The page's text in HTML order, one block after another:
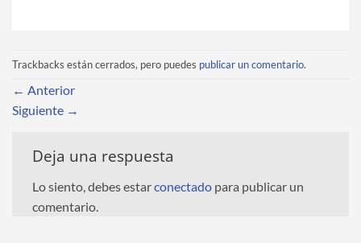
Trackbacks están cerrados, pero puedes publicar un comentario.
← Anterior
Siguiente →
Deja una respuesta
Lo siento, debes estarconectado para publicar un
comentario.